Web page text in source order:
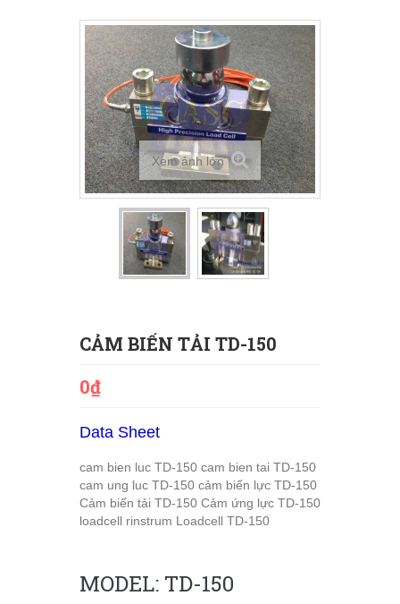
Xem ảnh lớn
CẢM BIẾN TẢI TD-150
0₫
Data Sheet
cam bien luc TD-150 cam bien tai TD-150
cam ung luc TD-150 cảm biến lực TD-150
Cảm biến tải TD-150 Cảm ứng lực TD-150
loadcell rinstrum Loadcell TD-150
MODEL: TD-150